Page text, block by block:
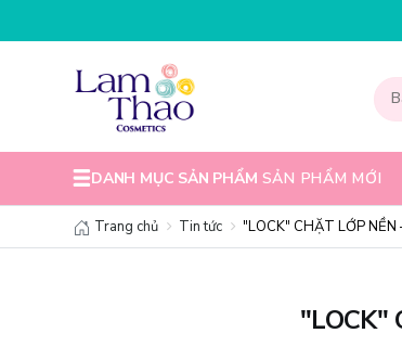
DANH MỤC SẢN PHẨM SẢN PHẨM MỚI
Trang chủ Tin tức "LOCK" CHẶT LỚP
"LOCK"